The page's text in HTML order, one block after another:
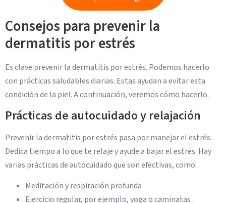
Consejos para prevenir la
dermatitis por estrés
Es clave prevenir la dermatitis por estrés. Podemos hacerlo
con prácticas saludables diarias. Estas ayudan a evitar esta
condición de la piel. A continuación, veremos cómo hacerlo.
Prácticas de autocuidado y relajación
Prevenir la dermatitis por estrés pasa por manejar el estrés.
Dedica tiempo a lo que te relaje y ayude a bajar el estrés. Hay
varias prácticas de autocuidado que son efectivas, como:
Meditación y respiración profunda
Ejercicio regular, por ejemplo, yoga o caminatas